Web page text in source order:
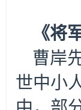
《将
曹岸
世中小